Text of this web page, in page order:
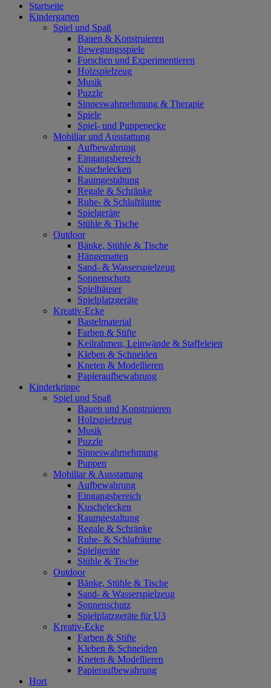
Startseite
Kindergarten
Spiel und Spaß
Bauen & Konstruieren
Bewegungsspiele
Forschen und Experimentieren
Holzspielzeug
Musik
Puzzle
Sinneswahrnehmung & Therapie
Spiele
Spiel- und Puppenecke
Mobiliar und Ausstattung
Aufbewahrung
Eingangsbereich
Kuschelecken
Raumgestaltung
Regale & Schränke
Ruhe- & Schlafräume
Spielgeräte
Stühle & Tische
Outdoor
Bänke, Stühle & Tische
Hängematten
Sand- & Wasserspielzeug
Sonnenschutz
Spielhäuser
Spielplatzgeräte
Kreativ-Ecke
Bastelmaterial
Farben & Stifte
Keilrahmen, Leinwände & Staffeleien
Kleben & Schneiden
Kneten & Modellieren
Papieraufbewahrung
Kinderkrippe
Spiel und Spaß
Bauen und Konstruieren
Holzspielzeug
Musik
Puzzle
Sinneswahrnehmung
Puppen
Mobiliar & Ausstattung
Aufbewahrung
Eingangsbereich
Kuschelecken
Raumgestaltung
Regale & Schränke
Ruhe- & Schlafräume
Spielgeräte
Stühle & Tische
Outdoor
Bänke, Stühle & Tische
Sand- & Wasserspielzeug
Sonnenschutz
Spielplatzgeräte für U3
Kreativ-Ecke
Farben & Stifte
Kleben & Schneiden
Kneten & Modellieren
Papieraufbewahrung
Hort